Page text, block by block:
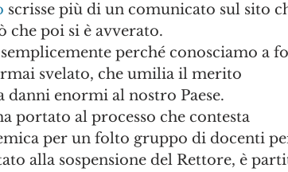
scrisse più di un comunicato sul sito
poi si è avverato.
perché conosciamo a
svelato, che umilia il merito
danni enormi al nostro Paese.
portato al processo che contesta
per un folto gruppo di docenti
alla sospensione del Rettore, è